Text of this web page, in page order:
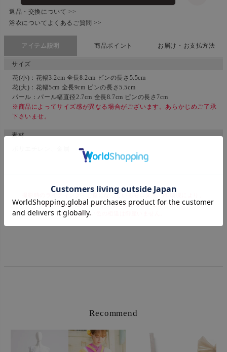
返品・交換について >>
浴衣についてよくあるご質問 >>
アイテム説明 商品ポイント お届け・お支払方法
サイズ
花(小)：花幅3.2cm 全長8.2cm ピンの長さ5.5cm
花(大)：花幅5cm 全長9cm ピンの長さ5.5cm
パール：パール幅直径2.7cm 全長8.7cm ピンの長さ7cm
※商品によってサイズ感が異なる場合がございます。あらかじめご了承
下さいませ。
素材
撮影時のライティング・ご覧になっているモニター・PC環境により、
実際の商品と色味が異なって見える場合がございます。
なお、著しい色の相違は御座いません。
Recommend